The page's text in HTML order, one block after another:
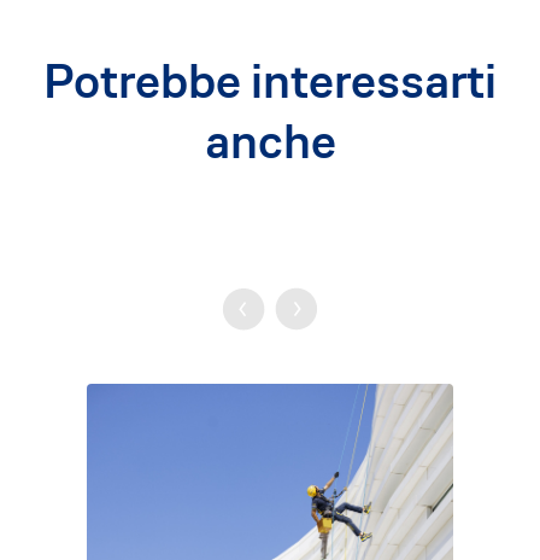
Potrebbe interessarti
anche